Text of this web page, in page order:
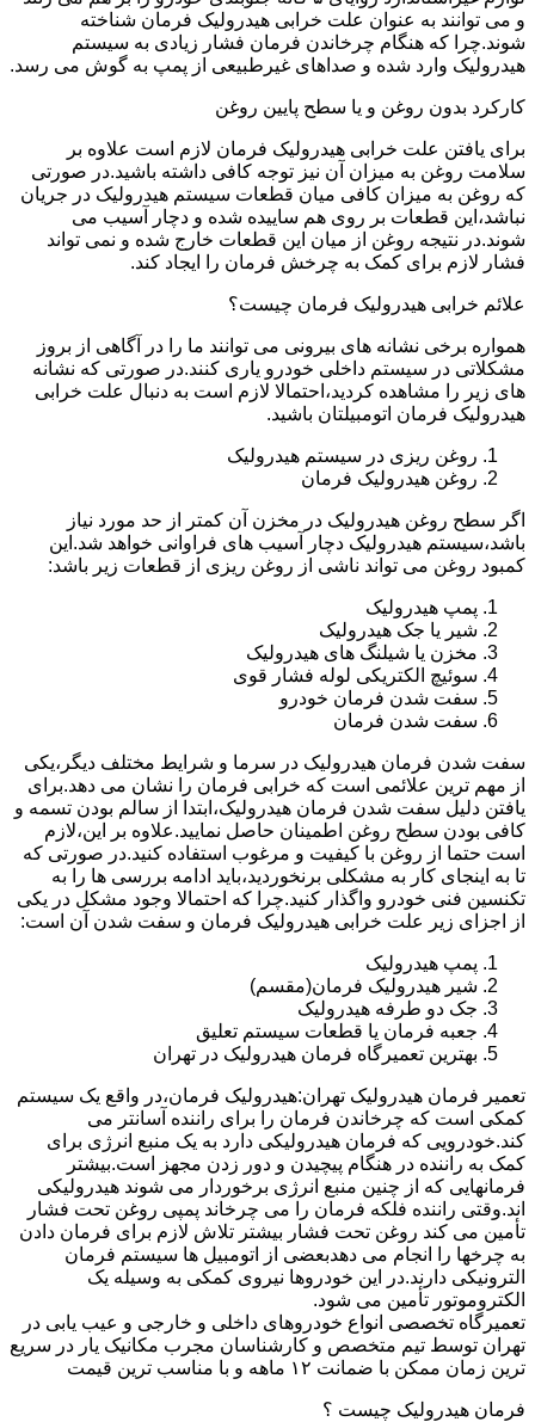
و می توانند به عنوان علت خرابی هیدرولیک فرمان شناخته
شوند.چرا که هنگام چرخاندن فرمان فشار زیادی به سیستم
هیدرولیک وارد شده و صداهای غیرطبیعی از پمپ به گوش می رسد.
کارکرد بدون روغن و یا سطح پایین روغن
برای یافتن علت خرابی هیدرولیک فرمان لازم است علاوه بر
سلامت روغن به میزان آن نیز توجه کافی داشته باشید.در صورتی
که روغن به میزان کافی میان قطعات سیستم هیدرولیک در جریان
نباشد،این قطعات بر روی هم ساییده شده و دچار آسیب می
شوند.در نتیجه روغن از میان این قطعات خارج شده و نمی تواند
فشار لازم برای کمک به چرخش فرمان را ایجاد کند.
علائم خرابی هیدرولیک فرمان چیست؟
همواره برخی نشانه های بیرونی می توانند ما را در آگاهی از بروز
مشکلاتی در سیستم داخلی خودرو یاری کنند.در صورتی که نشانه
های زیر را مشاهده کردید،احتمالا لازم است به دنبال علت خرابی
هیدرولیک فرمان اتومبیلتان باشید.
روغن ریزی در سیستم هیدرولیک
روغن هیدرولیک فرمان
اگر سطح روغن هیدرولیک در مخزن آن کمتر از حد مورد نیاز
باشد،سیستم هیدرولیک دچار آسیب های فراوانی خواهد شد.این
کمبود روغن می تواند ناشی از روغن ریزی از قطعات زیر باشد:
پمپ هیدرولیک
شیر یا جک هیدرولیک
مخزن یا شیلنگ های هیدرولیک
سوئیچ الکتریکی لوله فشار قوی
سفت شدن فرمان خودرو
سفت شدن فرمان
سفت شدن فرمان هیدرولیک در سرما و شرایط مختلف دیگر،یکی
از مهم ترین علائمی است که خرابی فرمان را نشان می دهد.برای
یافتن دلیل سفت شدن فرمان هیدرولیک،ابتدا از سالم بودن تسمه و
کافی بودن سطح روغن اطمینان حاصل نمایید.علاوه بر این،لازم
است حتما از روغن با کیفیت و مرغوب استفاده کنید.در صورتی که
تا به اینجای کار به مشکلی برنخوردید،باید ادامه بررسی ها را به
تکنسین فنی خودرو واگذار کنید.چرا که احتمالا وجود مشکل در یکی
از اجزای زیر علت خرابی هیدرولیک فرمان و سفت شدن آن است:
پمپ هیدرولیک
شیر هیدرولیک فرمان(مقسم)
جک دو طرفه هیدرولیک
جعبه فرمان یا قطعات سیستم تعلیق
بهترین تعمیرگاه فرمان هیدرولیک در تهران
تعمیر فرمان هیدرولیک تهران:هیدرولیک فرمان،در واقع یک سیستم
کمکی است که چرخاندن فرمان را برای راننده آسانتر می
کند.خودرویی که فرمان هیدرولیکی دارد به یک منبع انرژی برای
کمک به راننده در هنگام پیچیدن و دور زدن مجهز است.بیشتر
فرمانهایی که از چنین منبع انرژی برخوردار می شوند هیدرولیکی
اند.وقتی راننده فلکه فرمان را می چرخاند پمپی روغن تحت فشار
تأمین می کند روغن تحت فشار بیشتر تلاش لازم برای فرمان دادن
به چرخها را انجام می دهدبعضی از اتومبیل ها سیستم فرمان
الترونیکی دارند.در این خودروها نیروی کمکی به وسیله یک
الکتروموتور تأمین می شود.
تعمیرگاه تخصصی انواع خودروهای داخلی و خارجی و عیب یابی در
تهران توسط تیم متخصص و کارشناسان مجرب مکانیک یار در سریع
ترین زمان ممکن با ضمانت ۱۲ ماهه و با مناسب ترین قیمت
فرمان هیدرولیک چیست ؟